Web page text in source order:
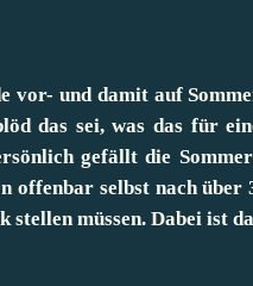
vor- und damit auf
das sei, was das für
gefällt die
offenbar selbst nach über
müssen. Dabei ist